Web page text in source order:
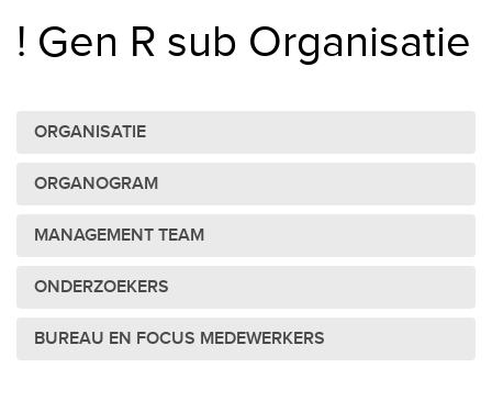
! Gen R sub Organisatie
ORGANISATIE
ORGANOGRAM
MANAGEMENT TEAM
ONDERZOEKERS
BUREAU EN FOCUS MEDEWERKERS